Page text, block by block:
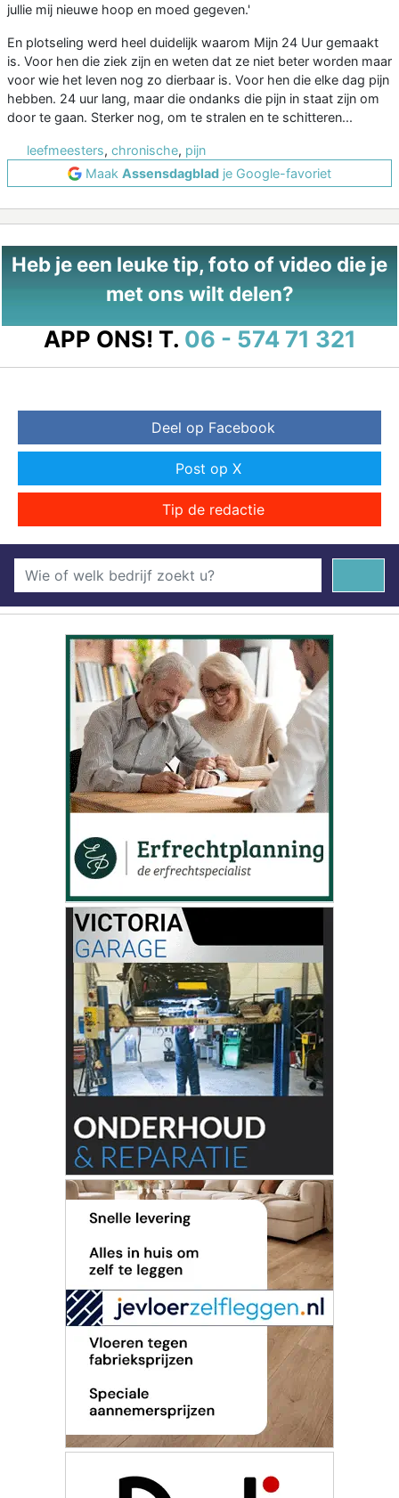
jullie mij nieuwe hoop en moed gegeven.'
En plotseling werd heel duidelijk waarom Mijn 24 Uur gemaakt
is. Voor hen die ziek zijn en weten dat ze niet beter worden maar
voor wie het leven nog zo dierbaar is. Voor hen die elke dag pijn
hebben. 24 uur lang, maar die ondanks die pijn in staat zijn om
door te gaan. Sterker nog, om te stralen en te schitteren...
leefmeesters, chronische, pijn
Maak Assensdagblad je Google-favoriet
Heb je een leuke tip, foto of video die je
met ons wilt delen?
APP ONS! T. 06 - 574 71 321
Deel op Facebook
Post op X
Tip de redactie